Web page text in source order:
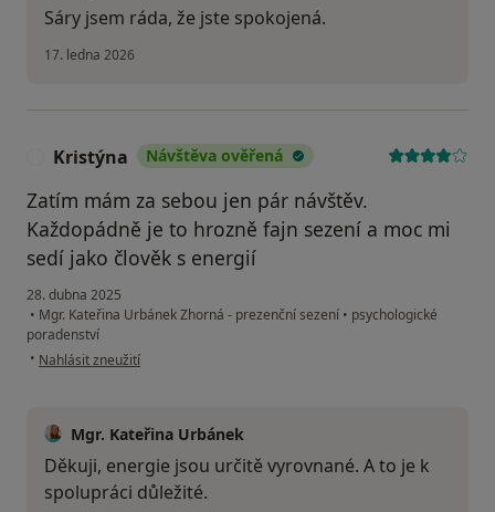
Sáry jsem ráda, že jste spokojená.
17. ledna 2026
Kristýna Návštěva ověřená
Zatím mám za sebou jen pár návštěv.
Každopádně je to hrozně fajn sezení a moc mi
sedí jako člověk s energií
28. dubna 2025
• Mgr. Kateřina Urbánek Zhorná - prezenční sezení • psychologické
poradenství
• podle názoru uživatele Kristýna
Nahlásit zneužití
Mgr. Kateřina Urbánek
Děkuji, energie jsou určitě vyrovnané. A to je k
spolupráci důležité.